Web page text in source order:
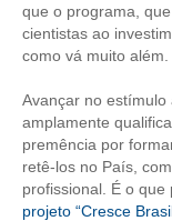
EMPREGO E
CARREIRA
AUTÔNOMOS E
NEWSLETTER
GUIA DAS
que o programa,
cientistas ao
como vá muito além.
Avançar no
amplamente
premência por
retê-los no País,
profissional. É o que
projeto “Cresce